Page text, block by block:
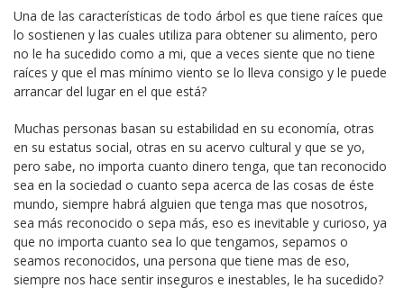
Una de las características de todo árbol es que tiene raíces que
lo sostienen y las cuales utiliza para obtener su alimento, pero
no le ha sucedido como a mi, que a veces siente que no tiene
raíces y que el mas mínimo viento se lo lleva consigo y le puede
arrancar del lugar en el que está?
Muchas personas basan su estabilidad en su economía, otras
en su estatus social, otras en su acervo cultural y que se yo,
pero sabe, no importa cuanto dinero tenga, que tan reconocido
sea en la sociedad o cuanto sepa acerca de las cosas de éste
mundo, siempre habrá alguien que tenga mas que nosotros,
sea más reconocido o sepa más, eso es inevitable y curioso, ya
que no importa cuanto sea lo que tengamos, sepamos o
seamos reconocidos, una persona que tiene mas de eso,
siempre nos hace sentir inseguros e inestables, le ha sucedido?